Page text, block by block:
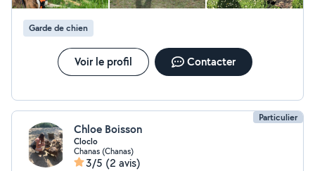
Garde de chien
Voir le profil Contacter
Particulier
Chloe Boisson
Cloclo
Chanas (Chanas)
3/5 (2 avis)